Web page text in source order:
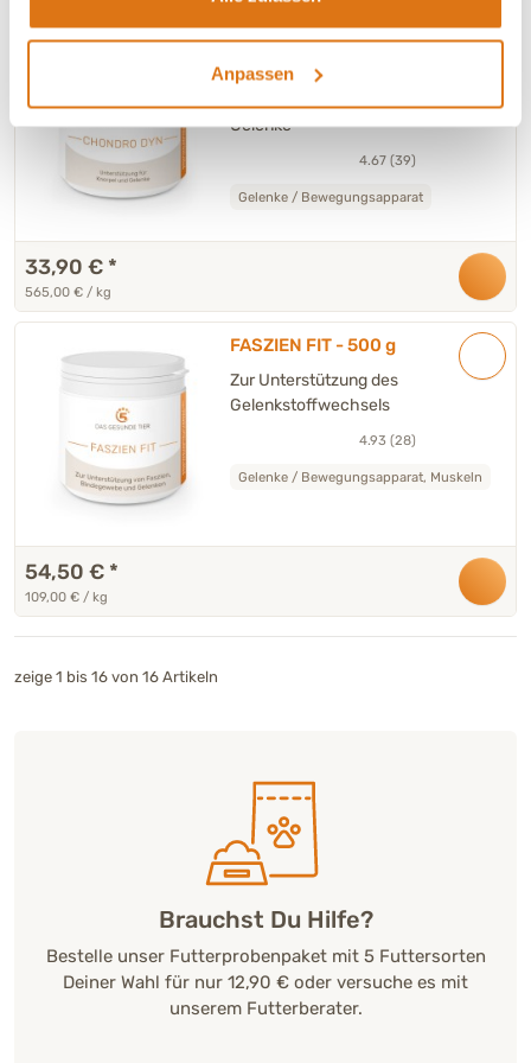
Anpassen
CHONDRO DYN - 60 g
Ergänzungsfuttermittel
Hund & Katze
Gelenke
4.67 (39)
Gelenke / Bewegungsapparat
33,90 € *
565,00 € / kg
FASZIEN FIT - 500 g
Zur Unterstützung des
Gelenkstoffwechsels
4.93 (28)
Gelenke / Bewegungsapparat, Muskeln
54,50 € *
109,00 € / kg
zeige 1 bis 16 von 16 Artikeln
Brauchst Du Hilfe?
Bestelle unser Futterprobenpaket mit 5 Futtersorten
Deiner Wahl für nur 12,90 € oder versuche es mit
unserem Futterberater.